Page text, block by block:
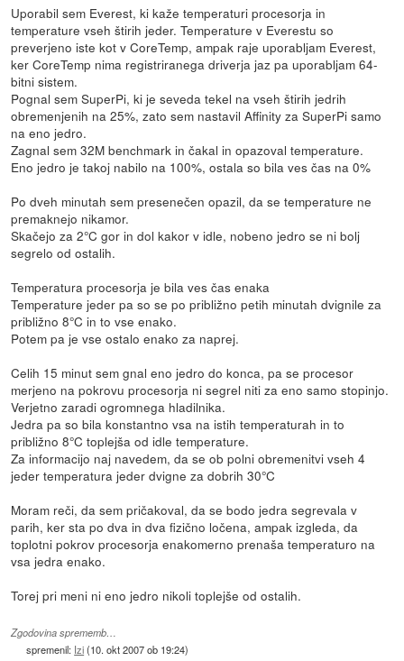
Uporabil sem Everest, ki kaže temperaturi procesorja in
temperature vseh štirih jeder. Temperature v Everestu so
preverjeno iste kot v CoreTemp, ampak raje uporabljam Everest,
ker CoreTemp nima registriranega driverja jaz pa uporabljam 64-
bitni sistem.
Pognal sem SuperPi, ki je seveda tekel na vseh štirih jedrih
obremenjenih na 25%, zato sem nastavil Affinity za SuperPi samo
na eno jedro.
Zagnal sem 32M benchmark in čakal in opazoval temperature.
Eno jedro je takoj nabilo na 100%, ostala so bila ves čas na 0%
Po dveh minutah sem presenečen opazil, da se temperature ne
premaknejo nikamor.
Skačejo za 2°C gor in dol kakor v idle, nobeno jedro se ni bolj
segrelo od ostalih.
Temperatura procesorja je bila ves čas enaka
Temperature jeder pa so se po približno petih minutah dvignile za
približno 8°C in to vse enako.
Potem pa je vse ostalo enako za naprej.
Celih 15 minut sem gnal eno jedro do konca, pa se procesor
merjeno na pokrovu procesorja ni segrel niti za eno samo stopinjo.
Verjetno zaradi ogromnega hladilnika.
Jedra pa so bila konstantno vsa na istih temperaturah in to
približno 8°C toplejša od idle temperature.
Za informacijo naj navedem, da se ob polni obremenitvi vseh 4
jeder temperatura jeder dvigne za dobrih 30°C
Moram reči, da sem pričakoval, da se bodo jedra segrevala v
parih, ker sta po dva in dva fizično ločena, ampak izgleda, da
toplotni pokrov procesorja enakomerno prenaša temperaturo na
vsa jedra enako.
Torej pri meni ni eno jedro nikoli toplejše od ostalih.
Zgodovina sprememb…
spremenil: Izi(10. okt 2007 ob 19:24)